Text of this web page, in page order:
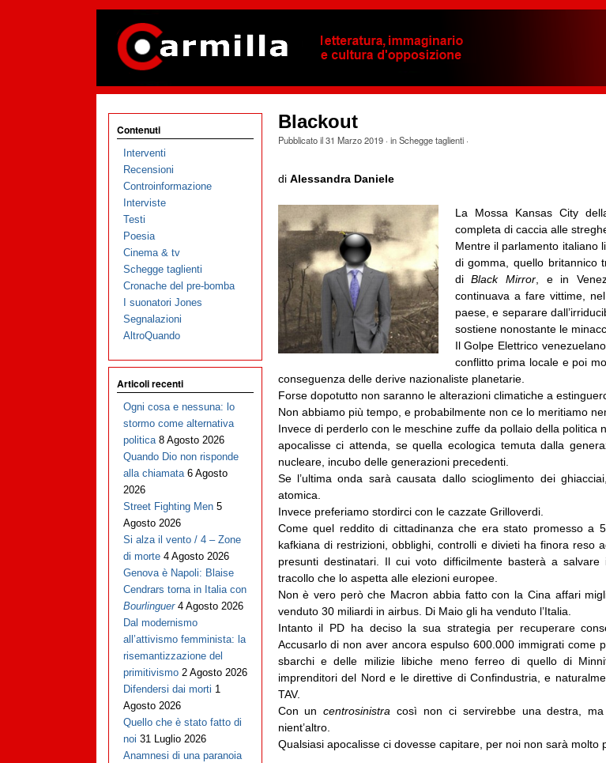
Blackout
Pubblicato il31 Marzo 2019· inSchegge taglienti·
di Alessandra Daniele
La Mossa Kansas City
completa di caccia alle
Mentre il parlamento italiano
di gomma, quello britannico
diBlack Mirror, e in
continuava a fare vittime,
paese, e separare
sostiene nonostante le
Il Golpe Elettrico
conflitto prima locale e poi
conseguenza delle derive nazionaliste planetarie.
Forse dopotutto non saranno le alterazioni climatiche a
Non abbiamo più tempo, e probabilmente non ce lo meritiamo
Invece di perderlo con le meschine zuffe da pollaio della politica
apocalisse ci attenda, se quella ecologica temuta dalla
nucleare, incubo delle generazioni precedenti.
Se l’ultima onda sarà causata dallo scioglimento dei
atomica.
Invece preferiamo stordirci con le cazzate Grilloverdi.
Come quel reddito di cittadinanza che era stato promesso a
kafkiana di restrizioni, obblighi, controlli e divieti ha finora reso
presunti destinatari. Il cui voto difficilmente basterà a
tracollo che lo aspetta alle elezioni europee.
Non è vero però che Macron abbia fatto con la Cina affari
venduto 30 miliardi in airbus. Di Maio gli ha venduto l’Italia.
Intanto il PD ha deciso la sua strategia per recuperare
Accusarlo di non aver ancora espulso 600.000 immigrati come
sbarchi e delle milizie libiche meno ferreo di quello di
imprenditori del Nord e le direttive di Confindustria, e
TAV.
Con uncentrosinistra così non ci servirebbe una destra,
nient’altro.
Qualsiasi apocalisse ci dovesse capitare, per noi non sarà molto
Contenuti
Interventi
Recensioni
Controinformazione
Interviste
Testi
Poesia
Cinema & tv
Schegge taglienti
Cronache del pre-bomba
I suonatori Jones
Segnalazioni
AltroQuando
Articoli recenti
Ogni cosa e nessuna: lo
stormo come alternativa
politica 8 Agosto 2026
Quando Dio non risponde
alla chiamata 6 Agosto
2026
Street Fighting Men 5
Agosto 2026
Si alza il vento / 4 – Zone
di morte 4 Agosto 2026
Genova è Napoli: Blaise
Cendrars torna in Italia con
Bourlinguer 4 Agosto 2026
Dal modernismo
all’attivismo femminista: la
risemantizzazione del
primitivismo 2 Agosto 2026
Difendersi dai morti 1
Agosto 2026
Quello che è stato fatto di
noi 31 Luglio 2026
Anamnesi di una paranoia